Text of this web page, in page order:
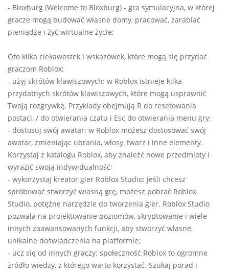
- Bloxburg (Welcome to Bloxburg) - gra symulacyjna, w której
gracze mogą budować własne domy, pracować, zarabiać
pieniądze i żyć wirtualne życie;
Oto kilka ciekawostek i wskazówek, które mogą się przydać
graczom Roblox:
- użyj skrótów klawiszowych: w Roblox istnieje kilka
przydatnych skrótów klawiszowych, które mogą usprawnić
Twoją rozgrywkę. Przykłady obejmują R do resetowania
postaci, / do otwierania czatu i Esc do otwierania menu gry;
- dostosuj swój awatar: w Roblox możesz dostosować swój
awatar, zmieniając ubrania, włosy, twarz i inne elementy.
Korzystaj z katalogu Roblox, aby znaleźć nowe przedmioty i
wyrazić swoją indywidualność;
- wykorzystaj kreator gier Roblox Studio: jeśli chcesz
spróbować stworzyć własną grę, możesz pobrać Roblox
Studio, potężne narzędzie do tworzenia gier. Roblox Studio
pozwala na projektowanie poziomów, skryptowanie i wiele
innych zaawansowanych funkcji, aby stworzyć własne,
unikalne doświadczenia na platformie;
- ucz się od innych graczy: społeczność Roblox to ogromne
źródło wiedzy, z którego warto korzystać. Szukaj porad i